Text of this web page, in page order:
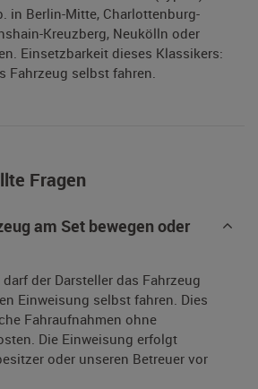
in Berlin-Mitte, Charlottenburg-
Kreuzberg, Neukölln oder
Einsetzbarkeit dieses Klassikers:
Fahrzeug selbst fahren.
Fragen
am Set bewegen oder
der Darsteller das Fahrzeug
Einweisung selbst fahren. Dies
Fahraufnahmen ohne
Die Einweisung erfolgt
oder unseren Betreuer vor